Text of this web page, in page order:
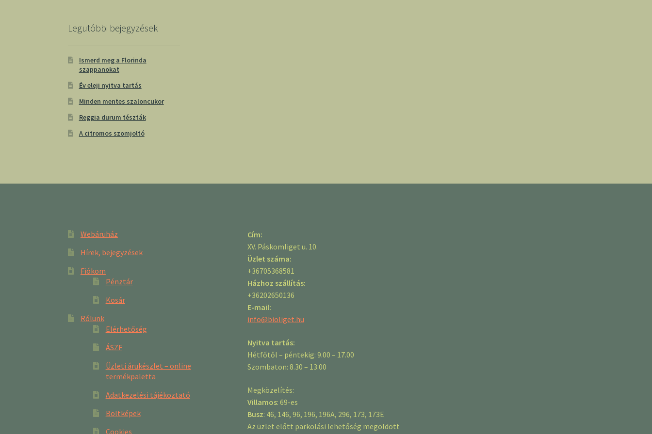
Legutóbbi bejegyzések
Ismerd meg a Florinda
szappanokat
Év eleji nyitva tartás
Minden mentes szaloncukor
Reggia durum tészták
A citromos szomjoltó
Webáruház
Hírek, bejegyzések
Fiókom
Pénztár
Kosár
Rólunk
Elérhetőség
ÁSZF
Üzleti árukészlet – online
termékpaletta
Adatkezelési tájékoztató
Boltképek
Cookies
Cím:
XV. Páskomliget u. 10.
Üzlet száma:
+36705368581
Házhoz szállítás:
+36202650136
E-mail:
info@bioliget.hu
Nyitva tartás:
Hétfőtől – péntekig: 9.00 – 17.00
Szombaton: 8.30 – 13.00
Megközelítés:
Villamos: 69-es
Busz: 46, 146, 96, 196, 196A, 296, 173, 173E
Az üzlet előtt parkolási lehetőség megoldott